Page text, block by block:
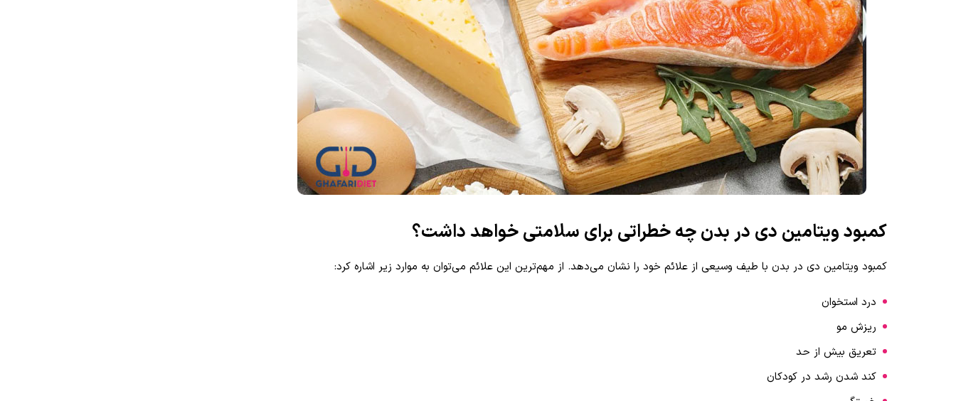
کمبود ویتامین دی در بدن چه خطراتی برای سلامتی خواهد داشت؟
کمبود ویتامین دی در بدن با طیف وسیعی از علائم خود را نشان می‌دهد. از مهم‌ترین این علائم می‌توان به موارد زیر اشاره کرد:
درد استخوان
ریزش مو
تعریق بیش از حد
کند شدن رشد در کودکان